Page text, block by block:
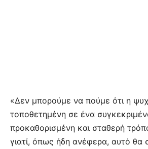
«Δεν μπορούμε να πούμε ότι η
τοποθετημένη σε ένα
προκαθορισμένη και σταθερή
γιατί, όπως ήδη ανέφερα, αυτό θα